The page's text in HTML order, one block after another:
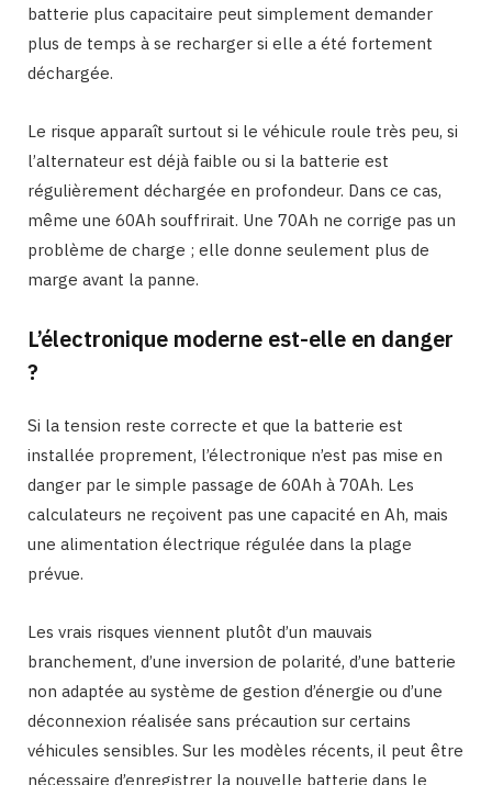
batterie plus capacitaire peut simplement demander
plus de temps à se recharger si elle a été fortement
déchargée.
Le risque apparaît surtout si le véhicule roule très peu, si
l’alternateur est déjà faible ou si la batterie est
régulièrement déchargée en profondeur. Dans ce cas,
même une 60Ah souffrirait. Une 70Ah ne corrige pas un
problème de charge ; elle donne seulement plus de
marge avant la panne.
L’électronique moderne est-elle en danger
?
Si la tension reste correcte et que la batterie est
installée proprement, l’électronique n’est pas mise en
danger par le simple passage de 60Ah à 70Ah. Les
calculateurs ne reçoivent pas une capacité en Ah, mais
une alimentation électrique régulée dans la plage
prévue.
Les vrais risques viennent plutôt d’un mauvais
branchement, d’une inversion de polarité, d’une batterie
non adaptée au système de gestion d’énergie ou d’une
déconnexion réalisée sans précaution sur certains
véhicules sensibles. Sur les modèles récents, il peut être
nécessaire d’enregistrer la nouvelle batterie dans le